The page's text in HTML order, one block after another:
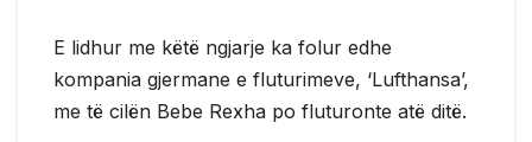
E lidhur me këtë ngjarje ka folur edhe
kompania gjermane e fluturimeve, ‘Lufthansa’,
me të cilën Bebe Rexha po fluturonte atë ditë.